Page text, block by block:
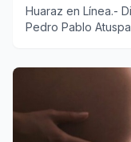
Huaraz en Línea.-
Pedro Pablo